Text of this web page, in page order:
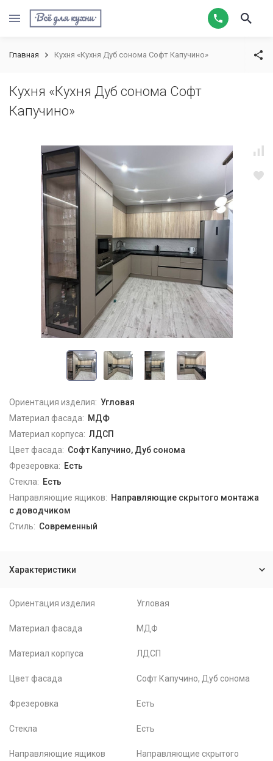
Главная Кухня «Кухня Дуб сонома Софт Капучино»
Кухня «Кухня Дуб сонома Софт
Капучино»
Ориентация изделия: Угловая
Материал фасада: МДФ
Материал корпуса: ЛДСП
Цвет фасада: Софт Капучино, Дуб сонома
Фрезеровка: Есть
Стекла: Есть
Направляющие ящиков: Направляющие скрытого монтажа
с доводчиком
Стиль: Современный
Характеристики
Ориентация изделия Угловая
Материал фасада МДФ
Материал корпуса ЛДСП
Цвет фасада Софт Капучино, Дуб сонома
Фрезеровка Есть
Стекла Есть
Направляющие ящиков
Направляющие скрытого